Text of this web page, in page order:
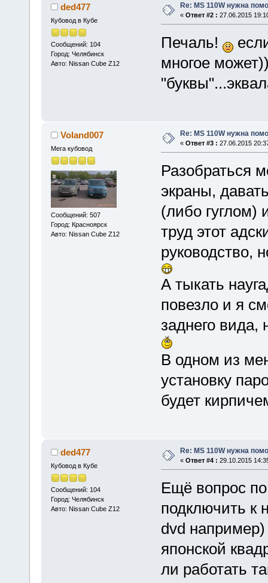
ded477
Кубовод в Кубе
Сообщений: 104
Город: Челябинск
Авто: Nissan Cube Z12
Re: MS 110W нужна
« Ответ #2 : 27.06.2015
Печаль!
многое
Voland007
Мега кубовод
Сообщений: 507
Город: Красноярск
Авто: Nissan Cube Z12
Re: MS 110W нужна
« Ответ #3 : 27.06.2015
Разобраться
экраны,
(либо гуглом)
труд этот
руководство,
А тыкать
повезло и я
заднего
В одном из
установку
будет
ded477
Кубовод в Кубе
Сообщений: 104
Город: Челябинск
Авто: Nissan Cube Z12
Re: MS 110W нужна
« Ответ #4 : 29.10.2015
Ещё вопрос
подключить к
dvd например)
японской
ли работать